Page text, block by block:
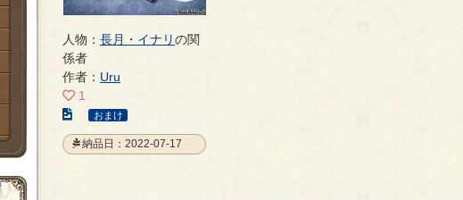
人物： 長月・イナリの関
係者
作者： Uru
1
こ
の
イ
おまけ
納品日：2022-07-17